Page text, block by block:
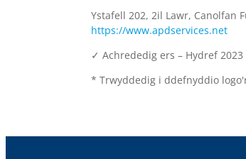
Ystafell 202, 2il Lawr, Canolfan
https://www.apdservices.net
✓ Achrededig ers – Hydref 2023
* Trwyddedig i ddefnyddio